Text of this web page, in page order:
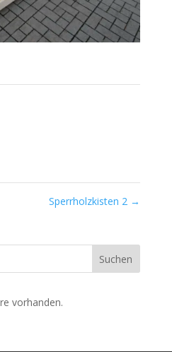
Sperrholzkisten 2 →
Suchen
vorhanden.